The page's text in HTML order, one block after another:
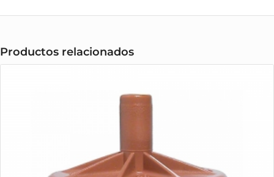
Productos relacionados